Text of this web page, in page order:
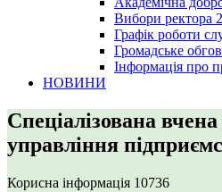
Вибори ректора
Графік роботи
Громадське
Інформація про
НОВИНИ
Спеціалізована
управління
Корисна інформація 10736